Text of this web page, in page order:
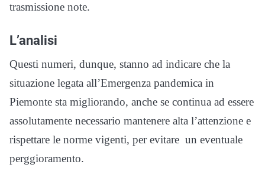
trasmissione note.
L’analisi
Questi numeri, dunque, stanno ad indicare che la
situazione legata all’Emergenza pandemica in
Piemonte sta migliorando, anche se continua ad essere
assolutamente necessario mantenere alta l’attenzione e
rispettare le norme vigenti, per evitare un eventuale
perggioramento.